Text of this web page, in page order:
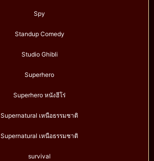
Spy
Standup Comedy
Studio Ghibli
Superhero
Superhero หนังฮีโร่
Supernatural เหนือธรรมชาติ
Supernatural เหนือธรรมชาติ
survival